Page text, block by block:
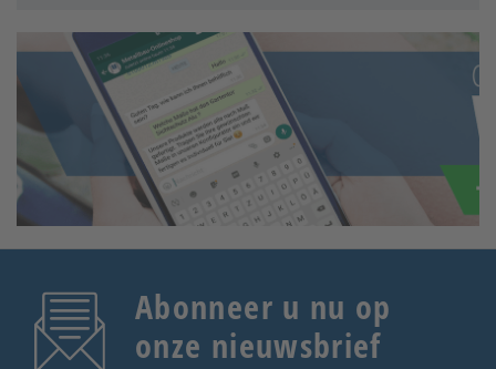
Abonneer u nu op
onze nieuwsbrief